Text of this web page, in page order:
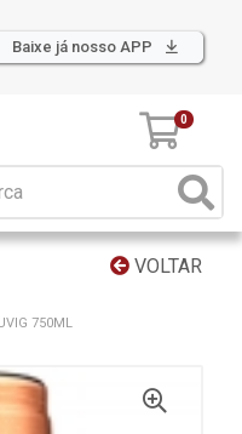
Baixe já nosso APP
0
VOLTAR
750ML